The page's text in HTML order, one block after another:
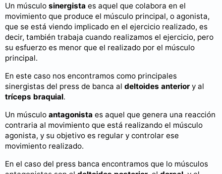
Un músculo sinergista es aquel que colabora en el
movimiento que produce el músculo principal, o agonista,
que se está viendo implicado en el ejercicio realizado, es
decir, también trabaja cuando realizamos el ejercicio, pero
su esfuerzo es menor que el realizado por el músculo
principal.
En este caso nos encontramos como principales
sinergistas del press de banca al deltoides anterior y al
tríceps braquial.
Un músculo antagonista es aquel que genera una reacción
contraria al movimiento que está realizando el músculo
agonista, y su objetivo es regular y controlar ese
movimiento realizado.
En el caso del press banca encontramos que lo músculos